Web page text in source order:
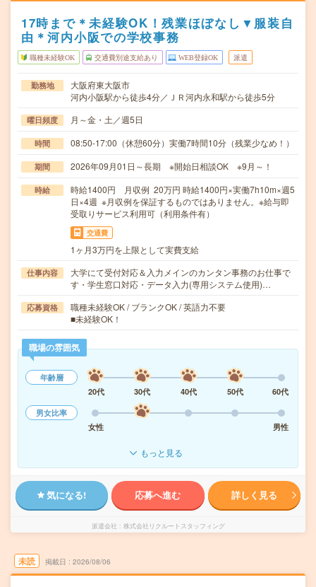
17時まで＊未経験OK！残業ほぼなし▼服装自
由＊河内小阪での学校事務
職種未経験OK 交通費別途支給あり WEB登録OK 派遣
勤務地
大阪府東大阪市
河内小阪駅から徒歩4分／ＪＲ河内永和駅から徒歩5分
曜日頻度 月～金・土／週5日
時間 08:50-17:00（休憩60分）実働7時間10分（残業少なめ！）
期間 2026年09月01日～長期 ※開始日相談OK ※9月～！
時給
時給1400円 月収例 20万円 時給1400円×実働7h10m×週5
日×4週 ※月収例を保証するものではありません。※給与即
受取りサービス利用可（利用条件有）
交通費
1ヶ月3万円を上限として実費支給
仕事内容
大学にて受付対応＆入力メインのカンタン事務のお仕事で
す・学生窓口対応・データ入力(専用システム使用)…
応募資格
職種未経験OK / ブランクOK / 英語力不要
■未経験OK！
職場の雰囲気
年齢層
20代
30代 40代 50代
60代
男女比率
女性
男性
もっと見る
気になる! 応募へ進む 詳しく見る
派遣会社 株式会社リクルートスタッフィング
未読 掲載日 2026/08/06